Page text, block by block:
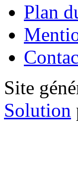
Plan
Site
Solution